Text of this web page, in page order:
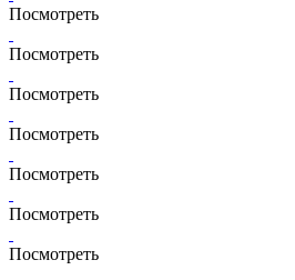
Посмотреть
Посмотреть
Посмотреть
Посмотреть
Посмотреть
Посмотреть
Посмотреть